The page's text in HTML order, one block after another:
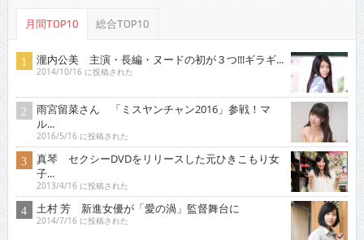
月間TOP10 総合TOP10
瀧内公美 主演・長編・ヌードの初が３つ!!!ギラギ...
2014/10/16 に投稿された
雨宮留菜さん 「ミスヤンチャン2016」参戦！マ
ル...
2016/5/16 に投稿された
真琴 セクシーDVDをリリースした元ひきこもり女
子...
2013/4/16 に投稿された
土村 芳 新進女優が「愛の渦」監督舞台に
2014/7/16 に投稿された